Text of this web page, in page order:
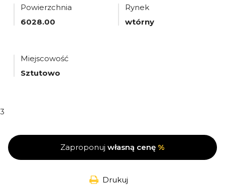
Powierzchnia
6028.00
Rynek
wtórny
Miejscowość
Sztutowo
3
Zaproponuj własną cenę %
Drukuj